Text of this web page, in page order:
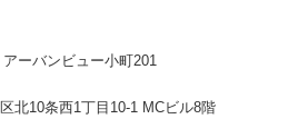
ーバンビュー小町201
北10条西1丁目10-1 MCビル8階